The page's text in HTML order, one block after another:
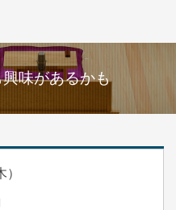
味があるかも
）